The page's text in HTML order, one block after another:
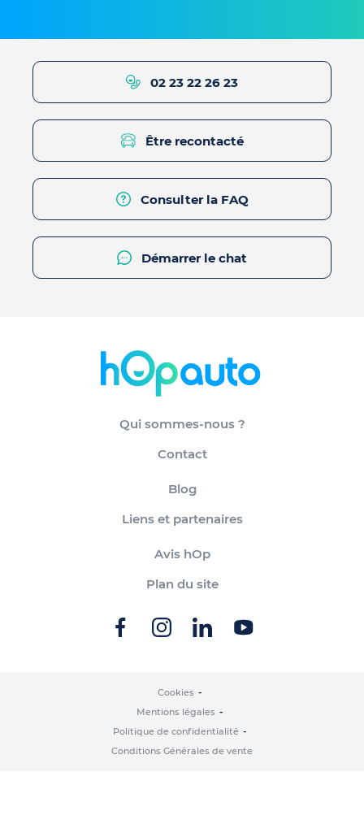
02 23 22 26 23
Être recontacté
Consulter la FAQ
Démarrer le chat
Qui sommes-nous ?
Contact
Blog
Liens et partenaires
Avis hOp
Plan du site
Cookies
Mentions légales
Politique de confidentialité
Conditions Générales de vente